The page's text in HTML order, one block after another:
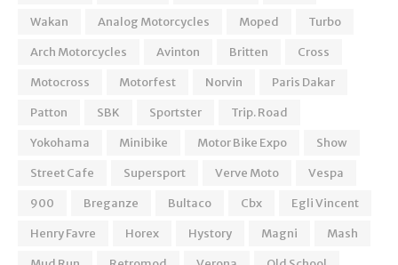
Wakan
Analog Motorcycles Moped
Turbo
Arch Motorcycles
Avinton Britten
Cross
Motocross
Motorfest Norvin
Paris Dakar
Patton
SBK Sportster
Trip. Road
Yokohama
Minibike Motor Bike Expo
Show
Street Cafe
Supersport Verve Moto
Vespa
900
Breganze Bultaco Cbx
Egli Vincent
Henry Favre
Horex Hystory Magni
Mash